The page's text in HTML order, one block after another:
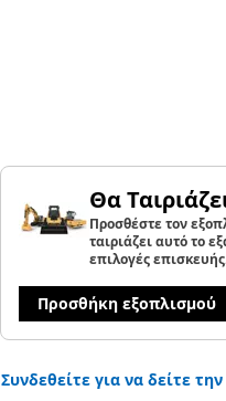
Θα
Προσθέστε τον
ταιριάζει αυτό το
επιλογές
Προσθήκη εξοπλισμού
Συνδεθείτε για να δείτε